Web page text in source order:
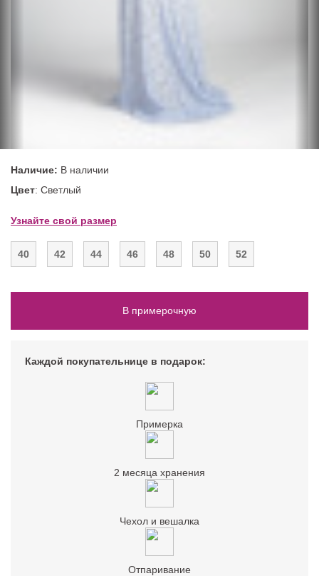
Наличие: В наличии
Цвет: Светлый
Узнайте свой размер
40 42 44 46 48 50 52
В примерочную
Каждой покупательнице в подарок:
Примерка
2 месяца хранения
Чехол и вешалка
Отпаривание